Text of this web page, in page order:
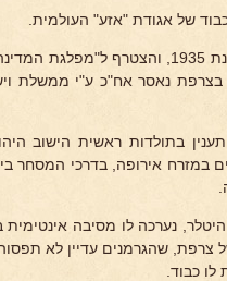
של אגודת "אזע" העולמית.
השתייך זמן מסויים למפלגה הרביזיוניסטית, אך יצא משורותיה בשנת 1935,
בצרפת נאסר אח"כ ע"י ממשלת
בתולדות ראשית הישוב
במזרח אירופה, בדרכי המסחר
מתעלולי היטלר, נערכה לו מסיבה
צרפת, שהגרמנים עדיין לא
כבוד.